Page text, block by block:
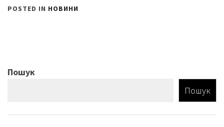
POSTED IN НОВИНИ
Пошук
Пошук